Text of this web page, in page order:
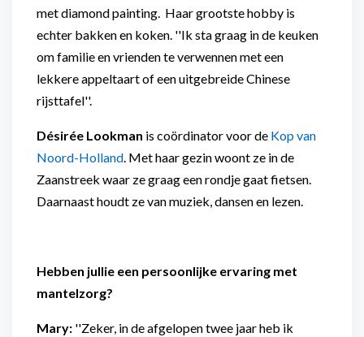
met diamond painting. Haar grootste hobby is
echter bakken en koken. ''Ik sta graag in de keuken
om familie en vrienden te verwennen met een
lekkere appeltaart of een uitgebreide Chinese
rijsttafel''.
Désirée Lookman is coördinator voor de Kop van
Noord-Holland. Met haar gezin woont ze in de
Zaanstreek waar ze graag een rondje gaat fietsen.
Daarnaast houdt ze van muziek, dansen en lezen.
Hebben jullie een persoonlijke ervaring met
mantelzorg?
Mary: ''Zeker, in de afgelopen twee jaar heb ik